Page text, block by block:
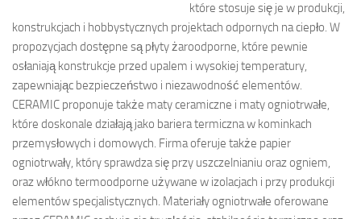
które stosuje się je w produkcji,
konstrukcjach i hobbystycznych projektach odpornych na ciepło. W
propozycjach dostępne są płyty żaroodporne, które pewnie
osłaniają konstrukcje przed upalem i wysokiej temperatury,
zapewniając bezpieczeństwo i niezawodność elementów.
CERAMIC proponuje także maty ceramiczne i maty ogniotrwałe,
które doskonale działają jako bariera termiczna w kominkach
przemysłowych i domowych. Firma oferuje także papier
ogniotrwały, który sprawdza się przy uszczelnianiu oraz ogniem,
oraz włókno termoodporne używane w izolacjach i przy produkcji
elementów specjalistycznych. Materiały ogniotrwałe oferowane